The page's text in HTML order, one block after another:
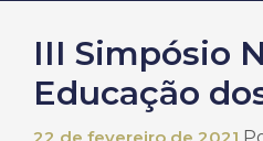
III Simpósio
Educação